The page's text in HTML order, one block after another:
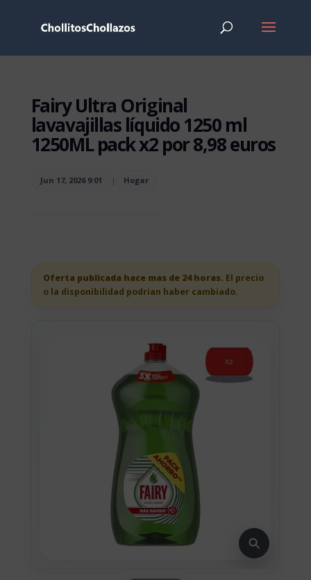
Fairy Ultra Original
lavavajillas líquido 1250 ml
1250ML pack x2 por 8,98 euros
Jun 17, 2026 9:01 | Hogar
Oferta publicada hace mas de 24 horas. El precio
o la disponibilidad podrian haber cambiado.